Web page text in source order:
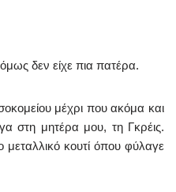
όμως δεν είχε πια πατέρα.
μέχρι που ακόμα και
στη μητέρα μου, τη Γκρέις.
μεταλλικό κουτί όπου φύλαγε